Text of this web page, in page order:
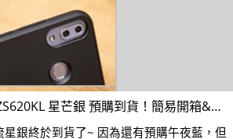
[開箱] Zenfone 5Z ZS620KL 星芒銀 預購到貨！簡易開箱&amp;外觀介紹
銀終於到貨了~ 因為還有預購午夜藍，但